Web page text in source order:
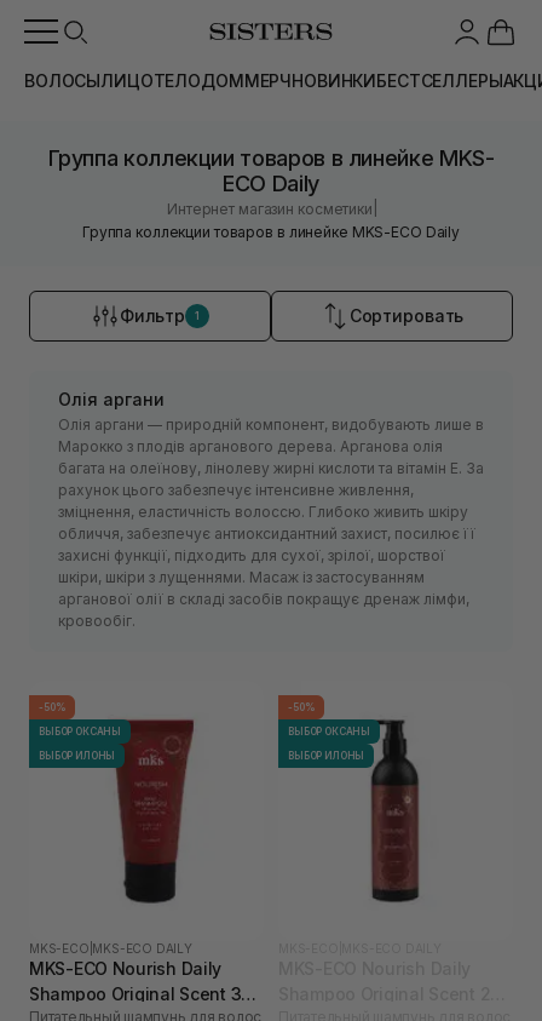
ВОЛОСЫЛИЦОТЕЛОДОММЕРЧНОВИНКИБЕСТСЕЛЛЕРЫ
Группа коллекции товаров в линейке MKS-
ECO Daily
Интернет магазин косметики
Группа коллекции товаров в линейке MKS-ECO Daily
Фильтр 1 Сортировать
Олія аргани
Олія аргани — природній компонент, видобувають лише в
Марокко з плодів арганового дерева. Арганова олія
багата на олеїнову, лінолеву жирні кислоти та вітамін Е. За
рахунок цього забезпечує інтенсивне живлення,
зміцнення, еластичність волоссю. Глибоко живить шкіру
обличчя, забезпечує антиоксидантний захист, посилює її
захисні функції, підходить для сухої, зрілої, шорствої
шкіри, шкіри з лущеннями. Масаж із застосуванням
арганової олії в складі засобів покращує дренаж лімфи,
кровообіг.
-50%
ВЫБОР ОКСАНЫ
ВЫБОР ИЛОНЫ
MKS-ECO MKS-ECO DAILY
MKS-ECO Nourish Daily
Shampoo Original Scent 30
Питательный шампунь для волос
-50%
ВЫБОР ОКСАНЫ
ВЫБОР ИЛОНЫ